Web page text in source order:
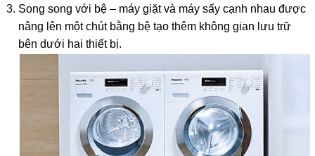
Song song với bệ – máy giặt và máy sấy cạnh nhau được
nâng lên một chút bằng bệ tạo thêm không gian lưu trữ
bên dưới hai thiết bị.